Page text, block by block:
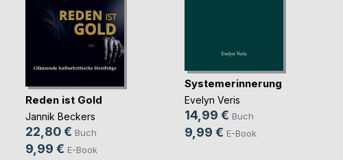
Reden ist Gold
Jannik Beckers
22,80 € Buch
9,99 € E-Book
Systemerinnerung
Evelyn Veris
14,99 € Buch
9,99 € E-Book